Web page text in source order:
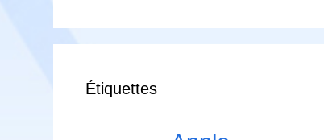
Étiquettes